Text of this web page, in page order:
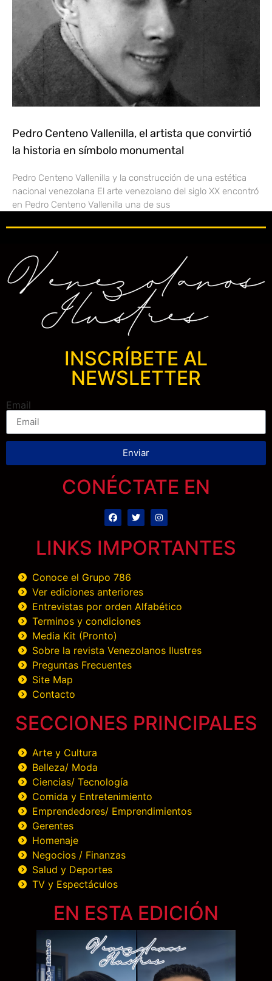
Pedro Centeno Vallenilla, el artista que convirtió
la historia en símbolo monumental
Pedro Centeno Vallenilla y la construcción de una estética
nacional venezolana El arte venezolano del siglo XX encontró
en Pedro Centeno Vallenilla una de sus
INSCRÍBETE AL
NEWSLETTER
Email
Enviar
CONÉCTATE EN
LINKS IMPORTANTES
Conoce el Grupo 786
Ver ediciones anteriores
Entrevistas por orden Alfabético
Terminos y condiciones
Media Kit (Pronto)
Sobre la revista Venezolanos Ilustres
Preguntas Frecuentes
Site Map
Contacto
SECCIONES PRINCIPALES
Arte y Cultura
Belleza/ Moda
Ciencias/ Tecnología
Comida y Entretenimiento
Emprendedores/ Emprendimientos
Gerentes
Homenaje
Negocios / Finanzas
Salud y Deportes
TV y Espectáculos
EN ESTA EDICIÓN